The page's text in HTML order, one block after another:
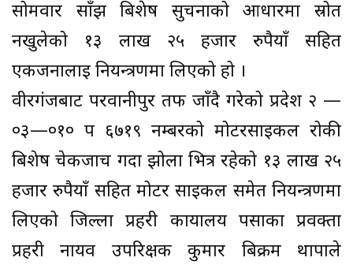
सोमवार साँझ बिशेष सुचनाको आधारमा स्रोत
नखुलेको १३ लाख २५ हजार रुपैयाँ सहित
एकजनालाई नियन्त्रणमा लिएको हो ।
वीरगंजबाट परवानीपुर तर्फ जाँदै गरेको प्रदेश २ —
०३—०१० प ६७१९ नम्बरको मोटरसाईकल रोकी
बिशेष चेकजाच गर्दा झोला भित्र रहेको १३ लाख २५
हजार रुपैयाँ सहित मोटर साईकल समेत नियन्त्रणमा
लिएको जिल्ला प्रहरी कार्यालय पर्साका प्रवक्ता
प्रहरी नायव उपरिक्षक कुमार बिक्रम थापाले